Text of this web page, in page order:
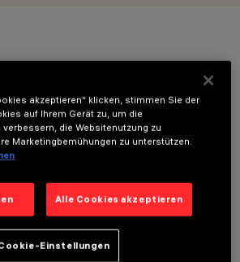
akzeptieren“ klicken, stimmen Sie der
auf Ihrem Gerät zu, um die
die Websitenutzung zu
Marketingbemühungen zu unterstützen.
Alle Cookies akzeptieren
Einstellungen